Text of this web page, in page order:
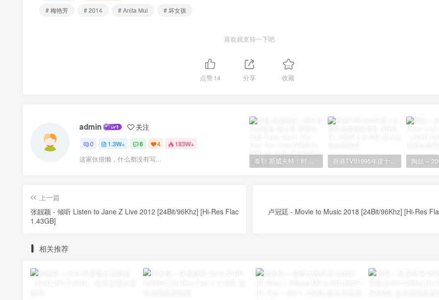
# 梅艳芳
# 2014 # Anita Mui # 坏女孩
喜欢就支持一下吧
点赞14 分享 收藏
admin 关注
0 1.3W+ 6 4 183W+
这家伙很懒，什么都没有写... 泰勒·斯威夫特：时代巡回演唱会 迪士尼·终极加长版 Taylor Swift: The Eras Tour 2024 [WEB-DL HDR 23.1GB] 香港TVB1995年度十大劲歌金曲颁奖典礼 [WEB-DL 1080P 3.81GB]
上一篇
张靓颖 - 倾听 Listen to Jane Z Live 2012 [24Bit/96Khz] [Hi-Res Flac
1.43GB]
卢冠廷 - Movie to Music 2018 [24Bit/96Khz] [Hi-Res
相关推荐